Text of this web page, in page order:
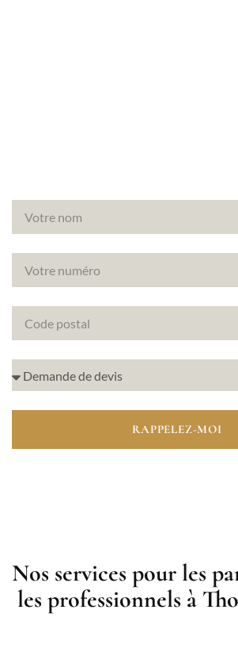
RAPPELEZ-MOI
Nos services pour les
les professionnels à